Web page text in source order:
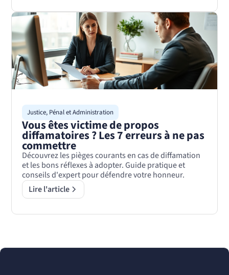
Justice, Pénal et Administration
Vous êtes victime de propos
diffamatoires ? Les 7 erreurs à ne pas
commettre
Découvrez les pièges courants en cas de diffamation
et les bons réflexes à adopter. Guide pratique et
conseils d'expert pour défendre votre honneur.
Lire l'article